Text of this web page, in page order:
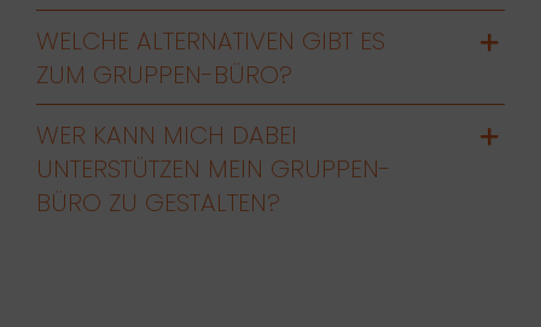
WELCHE ALTERNATIVEN GIBT ES
ZUM GRUPPEN-BÜRO?
WER KANN MICH DABEI
UNTERSTÜTZEN MEIN GRUPPEN-
BÜRO ZU GESTALTEN?